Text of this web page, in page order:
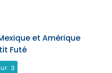
et Amérique
Futé
3